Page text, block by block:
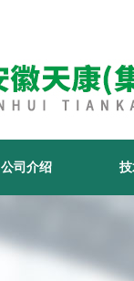
公司介绍